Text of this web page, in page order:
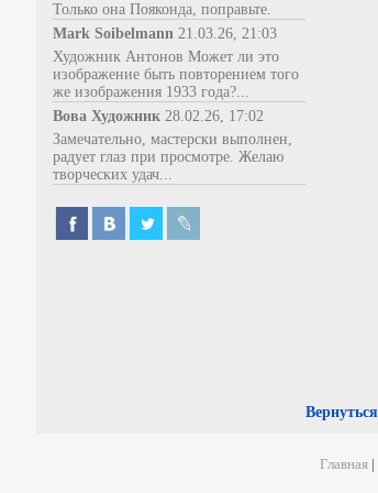
Только она Пояконда, поправьте.
Mark Soibelmann 21.03.26, 21:03
Художник Антонов Может ли это
изображение быть повторением того
же изображения 1933 года?...
Вова Художник 28.02.26, 17:02
Замечательно, мастерски выполнен,
радует глаз при просмотре. Желаю
творческих удач...
Вернуться
Главная